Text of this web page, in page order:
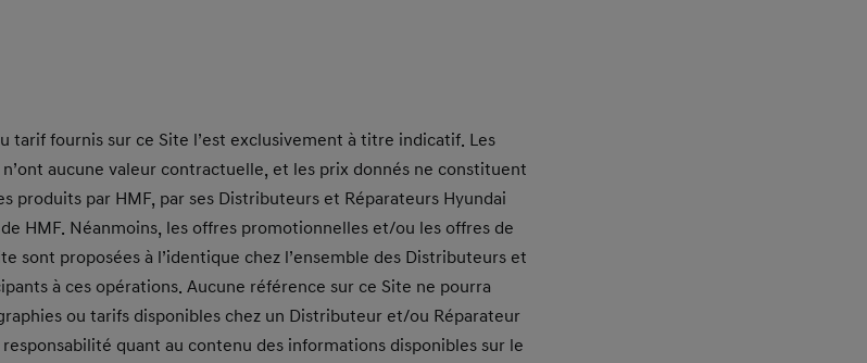
tarif fournis sur ce Site l’est exclusivement à titre indicatif. Les
aucune valeur contractuelle, et les prix donnés ne constituent
produits par HMF, par ses Distributeurs et Réparateurs Hyundai
HMF. Néanmoins, les offres promotionnelles et/ou les offres de
sont proposées à l’identique chez l’ensemble des Distributeurs et
à ces opérations. Aucune référence sur ce Site ne pourra
ou tarifs disponibles chez un Distributeur et/ou Réparateur
quant au contenu des informations disponibles sur le